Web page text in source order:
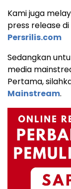
Kami juga
press release
Persrilis.com
Sedangkan
media
Pertama,
Mainstream.